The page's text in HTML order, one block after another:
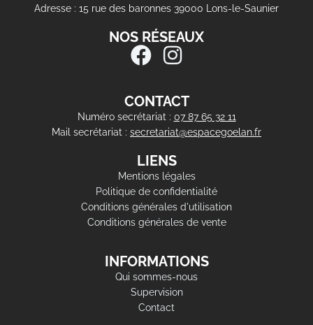
Adresse : 15 rue des baronnes 39000 Lons-le-Saunier
NOS RÉSEAUX
CONTACT
Numéro secrétariat : 07 87 65 32 11
Mail secrétariat : secretariat@espacegoelan.fr
LIENS
Mentions légales
Politique de confidentialité
Conditions générales d'utilisation
Conditions générales de vente
INFORMATIONS
Qui sommes-nous
Supervision
Contact